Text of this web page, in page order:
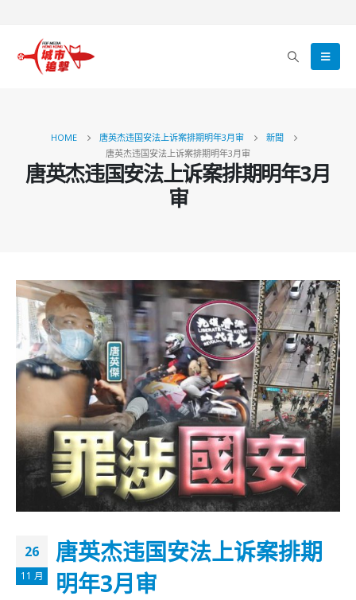
HOME 唐英杰违国安法上诉案排期明年3月审
新聞
唐英杰违国安法上诉案排期明年3月审
唐英杰违国安法上诉案排期明年3月
审
26
11 月
唐英杰违国安法上诉案排期
明年3月审